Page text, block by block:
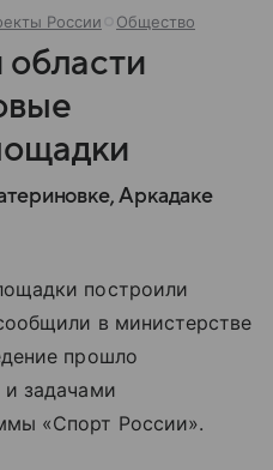
России Общество
Аркадаке
построили
в министерстве
прошло
и задачами
«Спорт России».